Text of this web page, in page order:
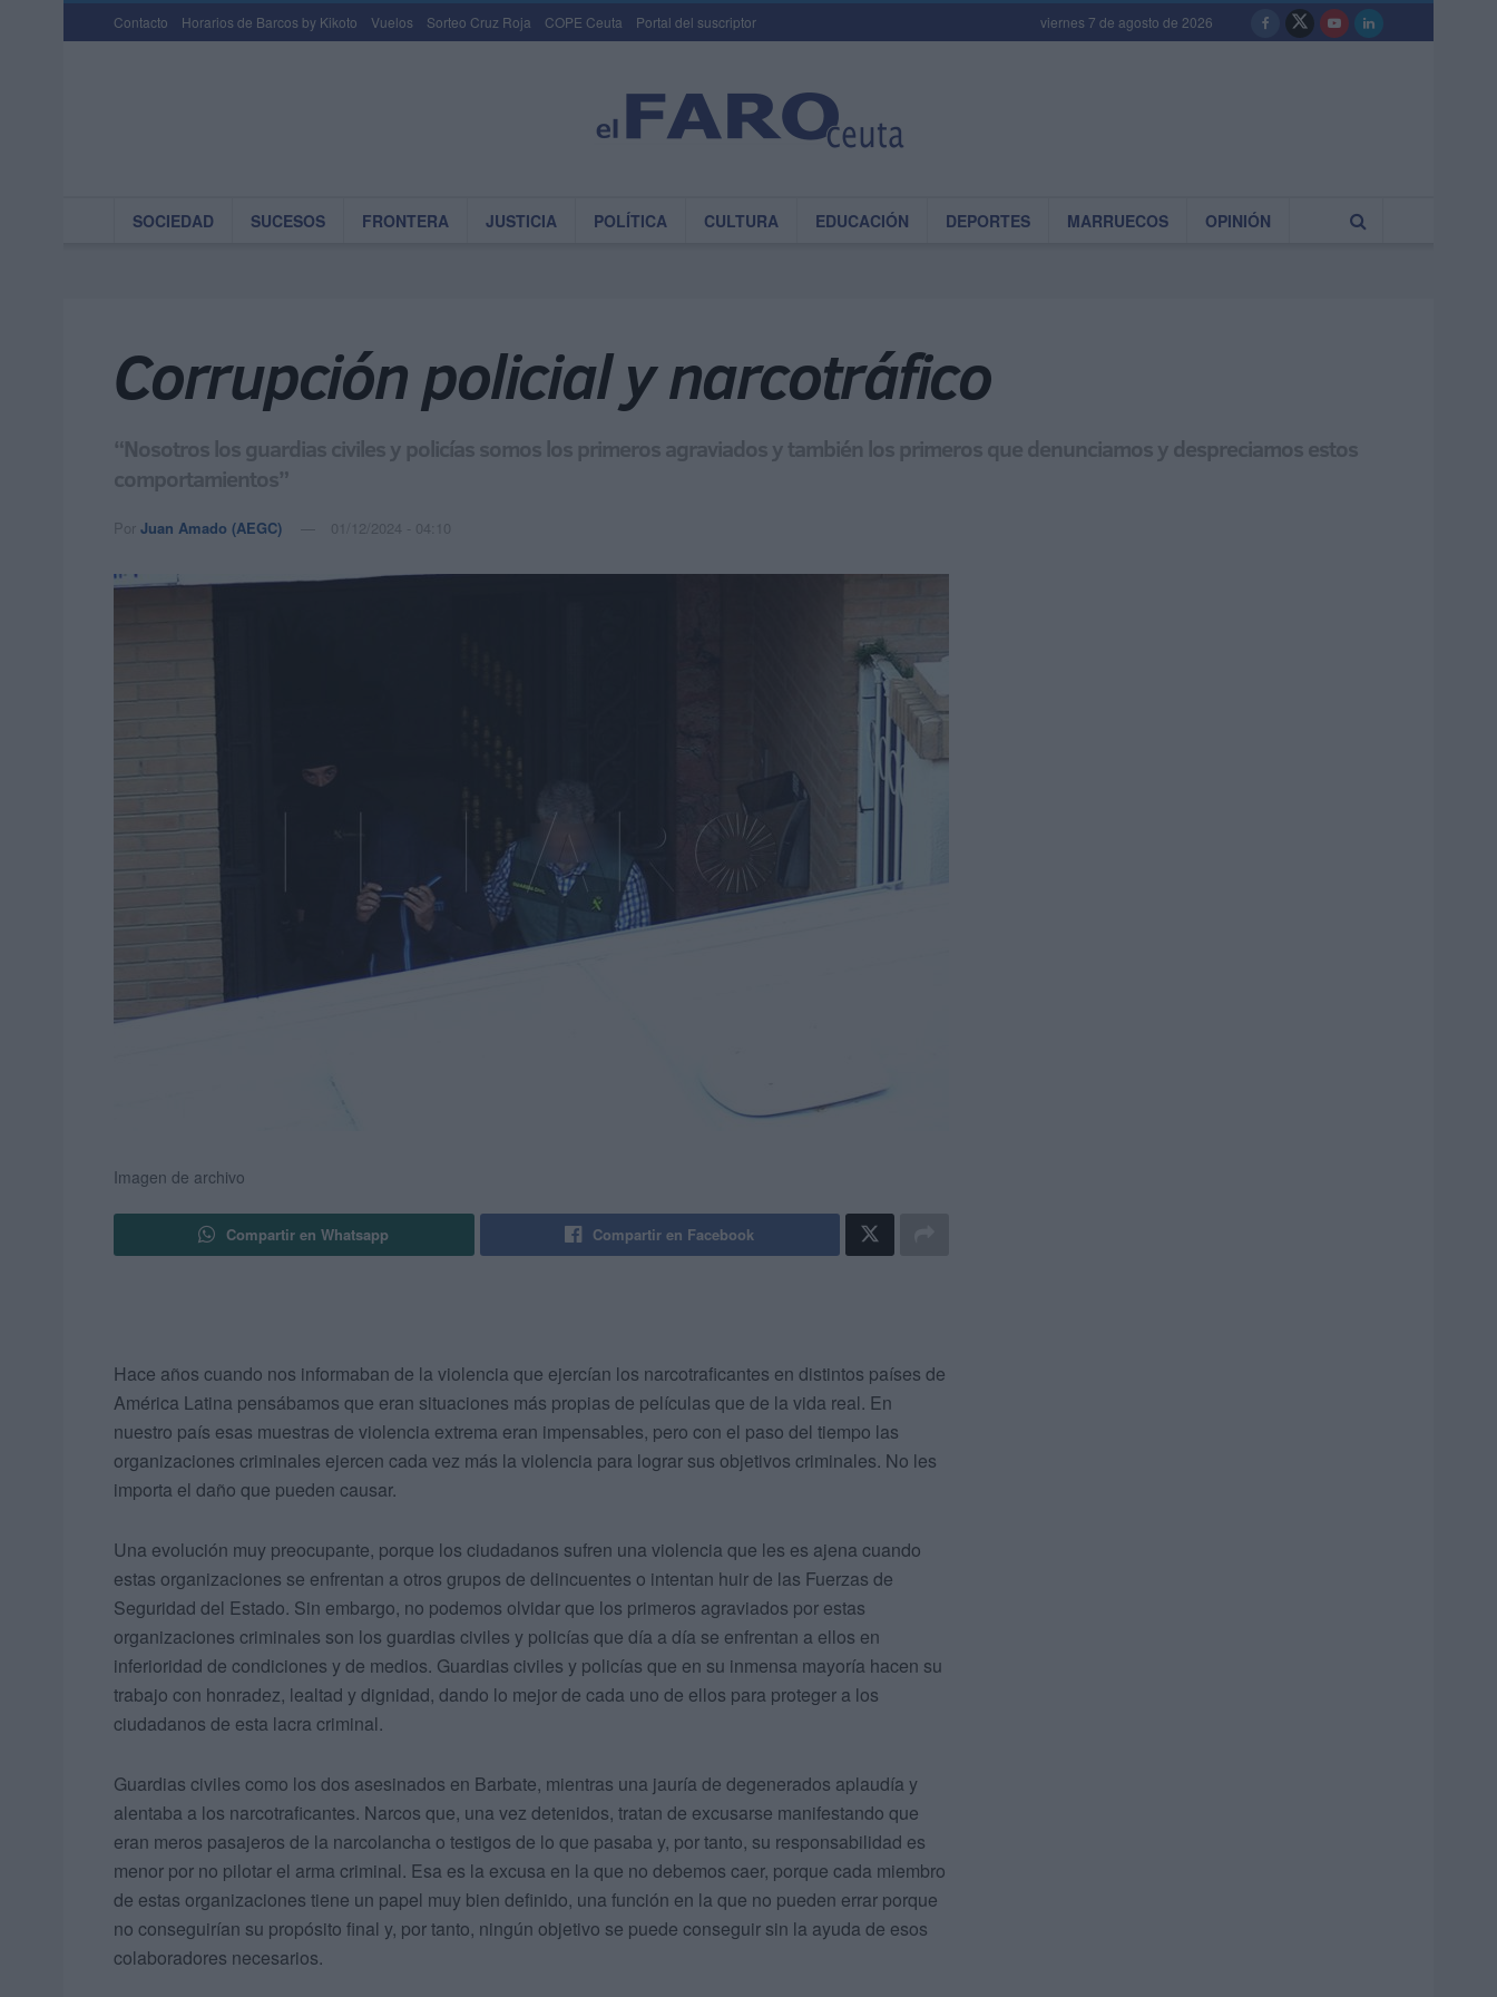
Contacto Horarios de Barcos by Kikoto Vuelos Sorteo Cruz Roja COPE Ceuta Portal del suscriptor viernes 7 de agosto de 2026
SOCIEDAD SUCESOS FRONTERA JUSTICIA POLÍTICA CULTURA EDUCACIÓN DEPORTES MARRUECOS OPINIÓN
Corrupción policial y narcotráfico
“Nosotros los guardias civiles y policías somos los primeros agraviados y también los primeros que denunciamos y despreciamos estos
comportamientos”
Por Juan Amado (AEGC) 01/12/2024 - 04:10
Imagen de archivo
Compartir en Whatsapp Compartir en Facebook
Hace años cuando nos informaban de la violencia que ejercían los narcotraficantes en distintos países de
América Latina pensábamos que eran situaciones más propias de películas que de la vida real. En
nuestro país esas muestras de violencia extrema eran impensables, pero con el paso del tiempo las
organizaciones criminales ejercen cada vez más la violencia para lograr sus objetivos criminales. No les
importa el daño que pueden causar.
Una evolución muy preocupante, porque los ciudadanos sufren una violencia que les es ajena cuando
estas organizaciones se enfrentan a otros grupos de delincuentes o intentan huir de las Fuerzas de
Seguridad del Estado. Sin embargo, no podemos olvidar que los primeros agraviados por estas
organizaciones criminales son los guardias civiles y policías que día a día se enfrentan a ellos en
inferioridad de condiciones y de medios. Guardias civiles y policías que en su inmensa mayoría hacen su
trabajo con honradez, lealtad y dignidad, dando lo mejor de cada uno de ellos para proteger a los
ciudadanos de esta lacra criminal.
Guardias civiles como los dos asesinados en Barbate, mientras una jauría de degenerados aplaudía y
alentaba a los narcotraficantes. Narcos que, una vez detenidos, tratan de excusarse manifestando que
eran meros pasajeros de la narcolancha o testigos de lo que pasaba y, por tanto, su responsabilidad es
menor por no pilotar el arma criminal. Esa es la excusa en la que no debemos caer, porque cada miembro
de estas organizaciones tiene un papel muy bien definido, una función en la que no pueden errar porque
no conseguirían su propósito final y, por tanto, ningún objetivo se puede conseguir sin la ayuda de esos
colaboradores necesarios.